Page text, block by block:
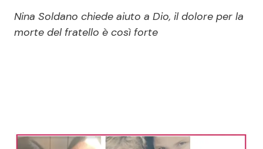
Persone Scomparse Programmi TV
Nina Soldano chiede aiuto a Dio, il dolore per la
morte del fratello è così forte